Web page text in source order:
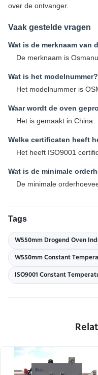
over de ontvanger.
Vaak gestelde vragen
Wat is de merknaam van
De merknaam is
Wat is het modelnummer?
Het modelnummer is
Waar wordt de oven
Het is gemaakt in China.
Welke certificaten heeft
Het heeft ISO9001
Wat is de minimale
De minimale
Tags
W550mm Drogend Oven
W550mm Constant
ISO9001 Constant